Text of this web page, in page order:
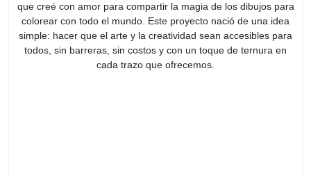
que creé con amor para compartir la magia de los dibujos para
colorear con todo el mundo. Este proyecto nació de una idea
simple: hacer que el arte y la creatividad sean accesibles para
todos, sin barreras, sin costos y con un toque de ternura en
cada trazo que ofrecemos.